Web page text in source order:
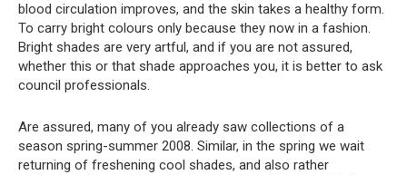
blood circulation improves, and the skin takes a healthy form.
To carry bright colours only because they now in a fashion.
Bright shades are very artful, and if you are not assured,
whether this or that shade approaches you, it is better to ask
council professionals.
Are assured, many of you already saw collections of a
season spring-summer 2008. Similar, in the spring we wait
returning of freshening cool shades, and also rather